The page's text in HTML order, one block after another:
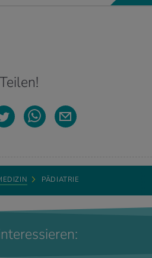
können bei Kindern zehn
gibt es Reisezäpfchen, die
als auch die Beschwerden lindern.
erhältlich sind, sollte dies
Allgemeine Medizin, Innere Medizin
FMH, Leitender Arzt
Medbase Winterthur
Teilen!
PÄDIATRIE